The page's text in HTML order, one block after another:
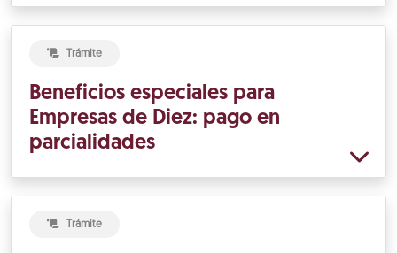
Trámite
Beneficios especiales para
Empresas de Diez: pago en
parcialidades
Trámite